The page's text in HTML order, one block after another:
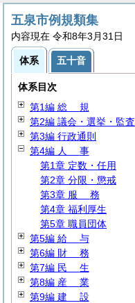
五泉市例規類集
内容現在 令和8年3月31日
体系 五十音
体系目次
第1編 総 規
第2編 議会・選挙・監査
第3編 行政通則
第4編 人 事
第1章 定数・任用
第2章 分限・懲戒
第3章 服 務
第4章 福利厚生
第5章 職員団体
第5編 給 与
第6編 財 務
第7編 民 生
第8編 産 業
第9編 建 設